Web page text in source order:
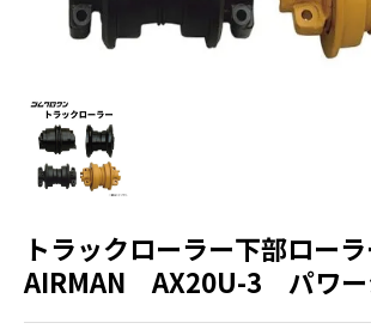
トラックローラー下部ロー
AIRMAN AX20U-3 パワー